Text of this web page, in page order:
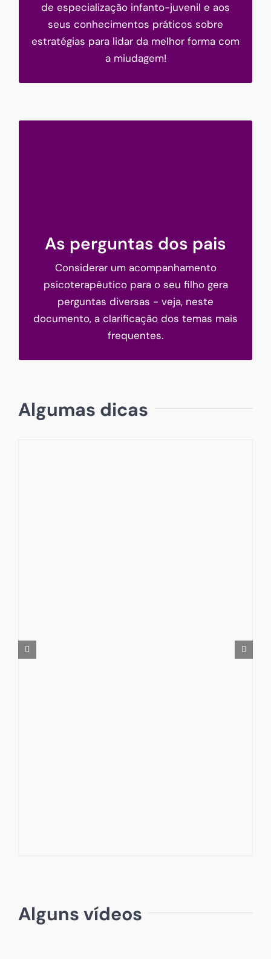
de especialização infanto-juvenil e aos
seus conhecimentos práticos sobre
estratégias para lidar da melhor forma com
a miudagem!
As perguntas dos pais
Considerar um acompanhamento
psicoterapêutico para o seu filho gera
perguntas diversas - veja, neste
documento, a clarificação dos temas mais
frequentes.
As perguntas dos pais
Algumas dicas
Alguns vídeos